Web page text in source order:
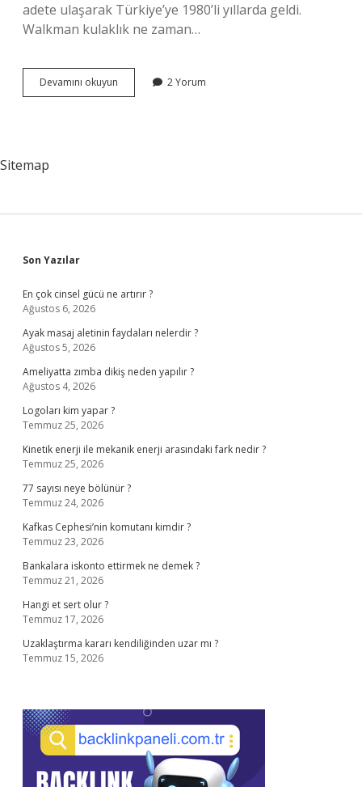
adete ulaşarak Türkiye’ye 1980’li yıllarda geldi.
Walkman kulaklık ne zaman…
Devamını okuyun Walkman
Nasil
2 Yorum
Sitemap
Sidebar
Son Yazılar
En çok cinsel gücü ne artırır ?
Ağustos 6, 2026
Ayak masaj aletinin faydaları nelerdir ?
Ağustos 5, 2026
Ameliyatta zımba dikiş neden yapılır ?
Ağustos 4, 2026
Logoları kim yapar ?
Temmuz 25, 2026
Kinetik enerji ile mekanik enerji arasındaki fark nedir ?
Temmuz 25, 2026
77 sayısı neye bölünür ?
Temmuz 24, 2026
Kafkas Cephesi’nin komutanı kimdir ?
Temmuz 23, 2026
Bankalara iskonto ettirmek ne demek ?
Temmuz 21, 2026
Hangi et sert olur ?
Temmuz 17, 2026
Uzaklaştırma kararı kendiliğinden uzar mı ?
Temmuz 15, 2026